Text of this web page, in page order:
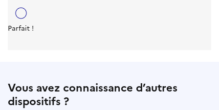
Parfait !
Vous avez connaissance d’autres
dispositifs ?